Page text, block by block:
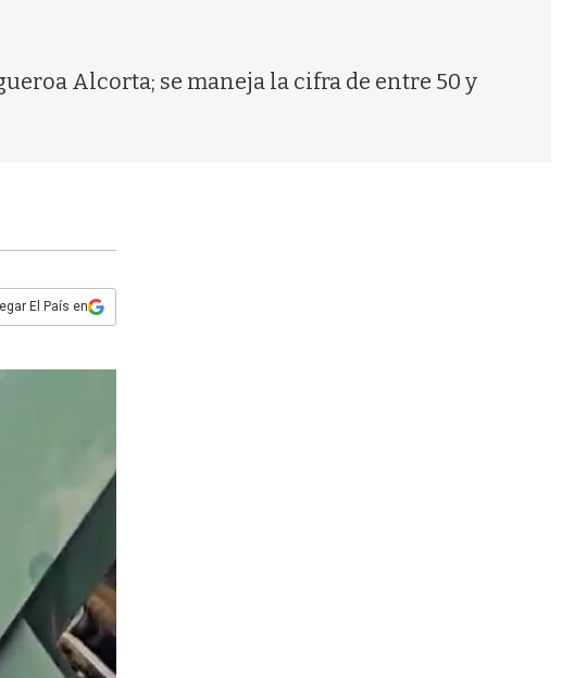
Alcorta; se maneja la cifra de entre 50 y
El País en